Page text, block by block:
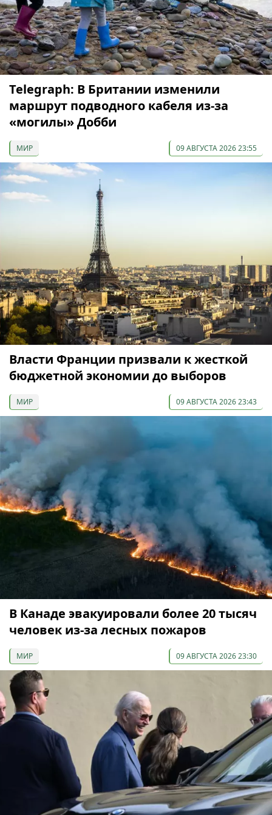
Telegraph: В Британии изменили
маршрут подводного кабеля из-за
«могилы» Добби
МИР 09 АВГУСТА 2026 23:55
Власти Франции призвали к жесткой
бюджетной экономии до выборов
МИР 09 АВГУСТА 2026 23:43
В Канаде эвакуировали более 20 тысяч
человек из-за лесных пожаров
МИР 09 АВГУСТА 2026 23:30